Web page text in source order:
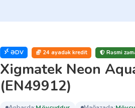
ƏDV 24 ayadək kredit Rəsmi
Xigmatek Neon
(EN49912)